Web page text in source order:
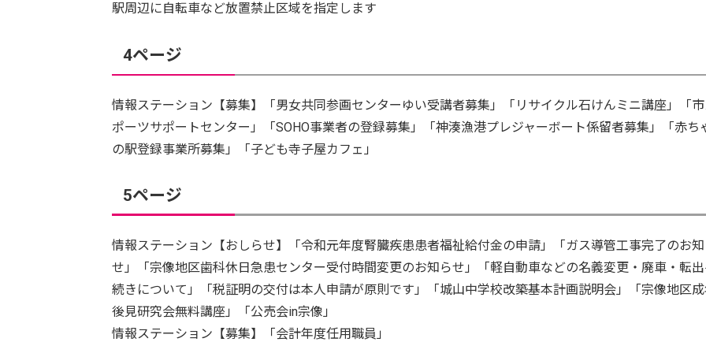
駅周辺に自転車など放置禁止区域を指定します
4ページ
情報ステーション【募集】「男女共同参画センターゆい受講者募集」「リサイクル石けんミニ講座」「市
ポーツサポートセンター」「SOHO事業者の登録募集」「神湊漁港プレジャーボート係留者募集」「赤ち
の駅登録事業所募集」「子ども寺子屋カフェ」
5ページ
情報ステーション【おしらせ】「令和元年度腎臓疾患患者福祉給付金の申請」「ガス導管工事完了のお知
せ」「宗像地区歯科休日急患センター受付時間変更のお知らせ」「軽自動車などの名義変更・廃車・転
続きについて」「税証明の交付は本人申請が原則です」「城山中学校改築基本計画説明会」「宗像地区
後見研究会無料講座」「公売会in宗像」
情報ステーション【募集】「会計年度任用職員」